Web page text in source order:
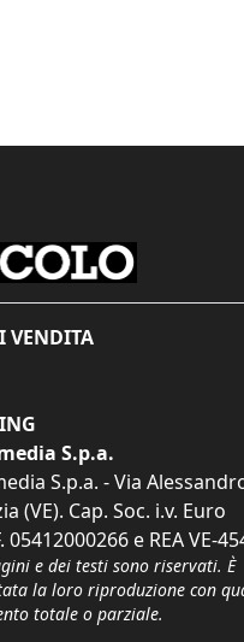
VENDITA
S.p.a.
S.p.a. - Via
(VE). Cap. Soc. i.v. Euro
05412000266 e REA VE-
e dei testi sono riservati. È
la loro riproduzione con
totale o parziale.